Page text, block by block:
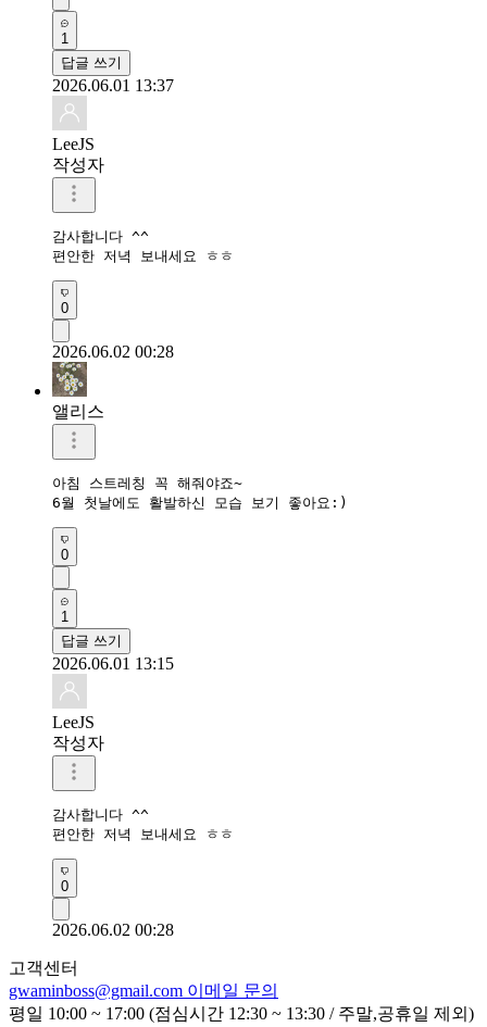
1
답글 쓰기
2026.06.01 13:37
LeeJS
작성자
감사합니다 ^^
편안한 저녁 보내세요 ㅎㅎ
0
2026.06.02 00:28
앨리스
아침 스트레칭 꼭 해줘야죠~
6월 첫날에도 활발하신 모습 보기 좋아요:)
0
1
답글 쓰기
2026.06.01 13:15
LeeJS
작성자
감사합니다 ^^
편안한 저녁 보내세요 ㅎㅎ
0
2026.06.02 00:28
고객센터
gwaminboss@gmail.com 이메일 문의
평일 10:00 ~ 17:00 (점심시간 12:30 ~ 13:30 / 주말,공휴일 제외)